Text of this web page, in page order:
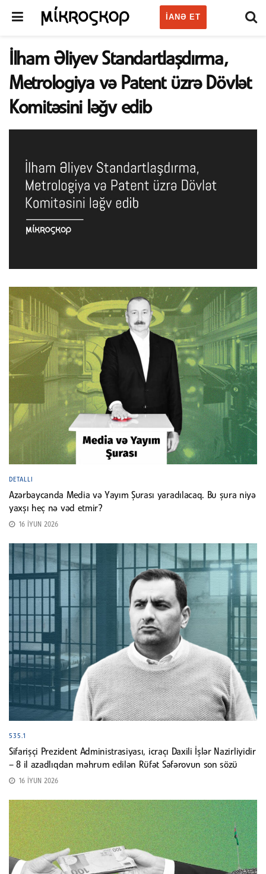
IANƏ ET
İlham Əliyev Standartlaşdırma,
Metrologiya və Patent üzrə Dövlət
Komitəsini ləğv edib
DETALLI
Azərbaycanda Media və Yayım Şurası yaradılacaq. Bu şura niyə
yaxşı heç nə vəd etmir?
16 İYUN 2026
535.1
Sifarişçi Prezident Administrasiyası, icraçı Daxili İşlər Nazirliyidir
– 8 il azadlıqdan məhrum edilən Rüfət Səfərovun son sözü
16 İYUN 2026